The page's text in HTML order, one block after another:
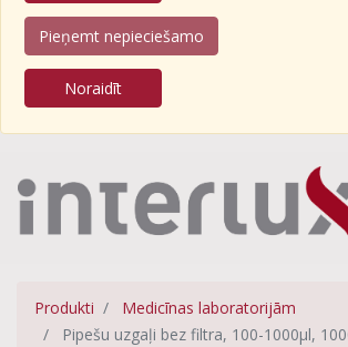
Pieņemt nepieciešamo
Noraidīt
Produkti
Medicīnas laboratorijām
Pipešu uzgaļi bez filtra, 100-1000µl,